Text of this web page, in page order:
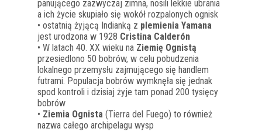
panującego zazwyczaj zimna, nosili lekkie ubrania
a ich życie skupiało się wokół rozpalonych ognisk
• ostatnią żyjącą Indianką z plemienia Yamana
jest urodzona w 1928 Cristina Calderón
• W latach 40. XX wieku na Ziemię Ognistą
przesiedlono 50 bobrów, w celu pobudzenia
lokalnego przemysłu zajmującego się handlem
futrami. Populacja bobrów wymknęła się jednak
spod kontroli i dzisiaj żyje tam ponad 200 tysięcy
bobrów
• Ziemia Ognista (Tierra del Fuego) to również
nazwa całego archipelagu wysp